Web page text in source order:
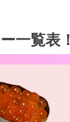
一覧表！